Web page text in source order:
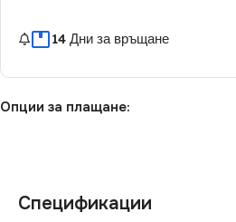
14 Дни за връщане
Опции за плащане:
Спецификации